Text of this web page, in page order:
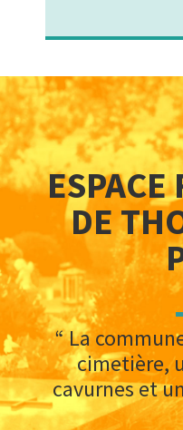
ESPACE
DE
“ La
cimetière,
cavurnes et